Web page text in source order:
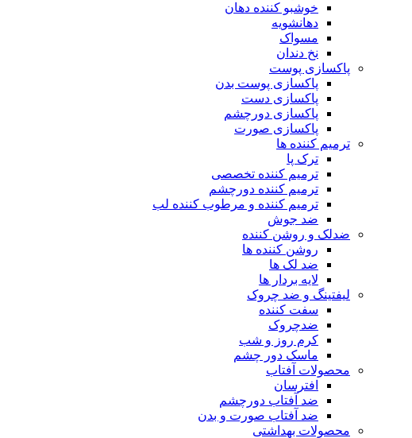
خوشبو کننده دهان
دهانشویه
مسواک
نخ دندان
پاکسازی پوست
پاکسازی پوست بدن
پاکسازی دست
پاکسازی دورچشم
پاکسازی صورت
ترمیم کننده ها
ترک پا
ترمیم کننده تخصصی
ترمیم کننده دورچشم
ترمیم کننده و مرطوب کننده لب
ضد جوش
ضدلک و روشن کننده
روشن کننده ها
ضد لک ها
لایه بردار ها
لیفتینگ و ضد چروک
سفت کننده
ضدچروک
کرم روز و شب
ماسک دور چشم
محصولات آفتاب
افترسان
ضد آفتاب دورچشم
ضد آفتاب صورت و بدن
محصولات بهداشتی